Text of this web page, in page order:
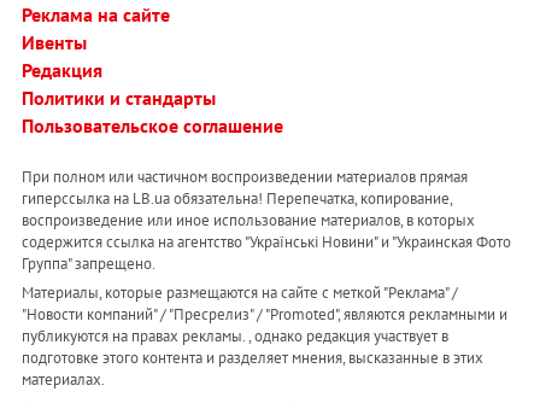
Реклама на сайте
Ивенты
Редакция
Политики и стандарты
Пользовательское соглашение
При полном или частичном воспроизведении материалов прямая
гиперссылка на LB.ua обязательна! Перепечатка, копирование,
воспроизведение или иное использование материалов, в которых
содержится ссылка на агентство "Українськi Новини" и "Украинская Фото
Группа" запрещено.
Материалы, которые размещаются на сайте с меткой "Реклама" /
"Новости компаний" / "Пресрелиз" / "Promoted", являются рекламными и
публикуются на правах рекламы. , однако редакция участвует в
подготовке этого контента и разделяет мнения, высказанные в этих
материалах.